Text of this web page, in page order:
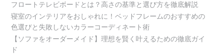
フロートテレビボードとは？高さの基準と選び方を徹底解説
寝室のインテリアをおしゃれに！ベッドフレームのおすすめの
色選びと失敗しないカラーコーディネート術
【ソファをオーダーメイド】理想を賢く叶えるための徹底ガイ
ド